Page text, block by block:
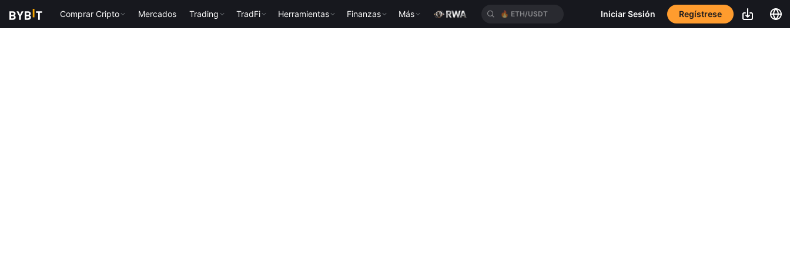
Comprar Cripto Mercados Trading TradFi Herramientas Finanzas Más 🔥 ETH/USDT Iniciar Sesión Regístrese